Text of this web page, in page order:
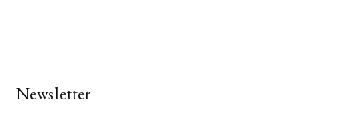
Newsletter